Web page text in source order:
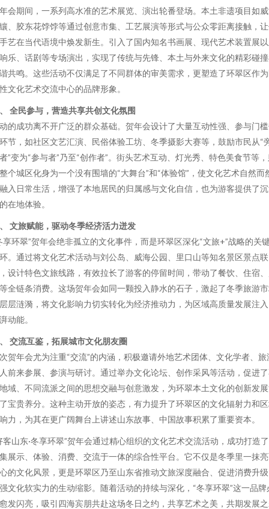
会期间，一系列高水准的艺术展览、演出轮番登场。本土非遗项目如
、胶东花饽饽等通过创意市集、工艺展演等形式与公众零距离接触，
艺在当代语境中焕发新生。引入了国内知名书画展、现代艺术装置展
乐、话剧等专场演出，实现了传统与先锋、本土与外来文化的精彩碰
共鸣。这些活动不仅满足了不同群体的审美需求，更塑造了环翠区作
文化艺术交流中心的品牌形象。
全民参与，营造共享共创文化氛围
的成功离不开广泛的群众基础。贺年会设计了大量互动性强、参与门
节，如社区文艺汇演、民俗体验工坊、冬季摄影大赛等，鼓励市民从“
”变为“参与者”乃至“创作者”。街头艺术互动、灯光秀、特色美食节等
个城区化身为一个没有围墙的“大舞台”和“体验馆”，使文化艺术自然而
入日常生活，增强了本地居民的归属感与文化自信，也为游客提供了
在地体验。
文旅赋能，驱动冬季经济活力迸发
享环翠”贺年会绝非孤立的文化事件，而是环翠区深化“文旅+”战略的关
。通过将文化艺术活动与刘公岛、威海公园、里口山等知名景区景点联
设计特色文旅线路，有效拉长了游客的停留时间，带动了餐饮、住宿
全链条消费。这场贺年会如同一颗投入静水的石子，激起了冬季旅游
层涟漪，将文化影响力切实转化为经济推动力，为区域高质量发展注
动能。
交流互鉴，拓展城市文化朋友圈
贺年会尤为注重“交流”的内涵，积极邀请外地艺术团体、文化学者、旅
前来参展、参演与研讨。通过举办文化论坛、创作采风等活动，促进
域、不同流派之间的思想交融与创意激发，为环翠本土文化的创新发
宝贵养分。这种主动开放的姿态，有力提升了环翠区的文化辐射力和
力，为其在更广阔舞台上讲述山东故事、中国故事积累了重要资本。
客山东·冬享环翠”贺年会通过精心组织的文化艺术交流活动，成功打造
展示、体验、消费、交流于一体的综合性平台。它不仅是冬季里一抹
的文化风景，更是环翠区乃至山东省推动文旅深度融合、促进消费升
文化软实力的生动缩影。随着活动的持续与深化，“冬享环翠”这一品牌
发闪亮，吸引四海宾朋共赴这场冬日之约，共享艺术之美，共期发展